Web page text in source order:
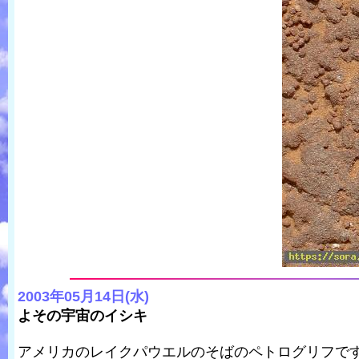
2003年05月14日(水)
よその宇宙のイシキ
アメリカのレイクパウエルのそばのペトログリフで